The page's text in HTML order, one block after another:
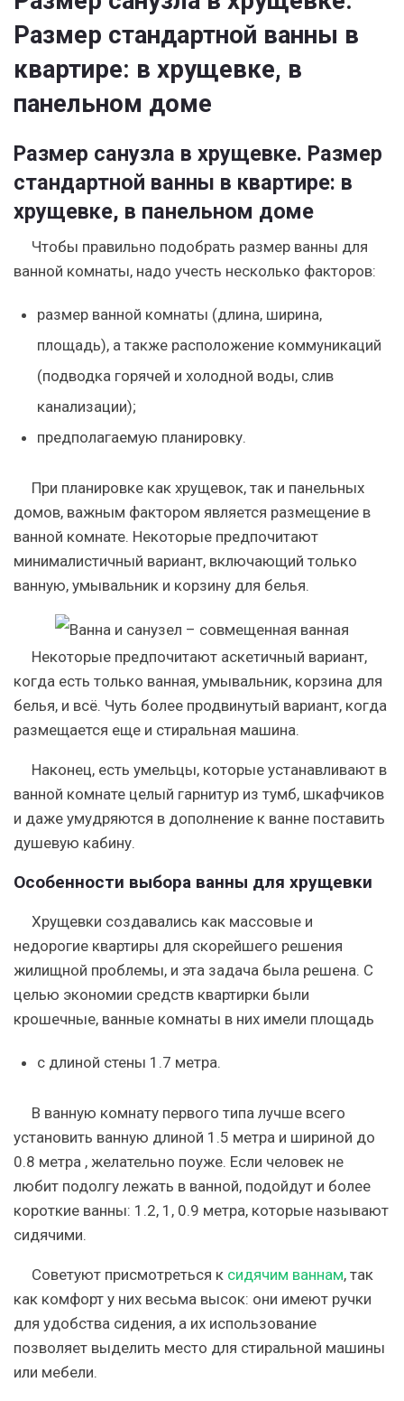
Размер стандартной ванны в
квартире: в хрущевке, в
панельном доме
Размер санузла в хрущевке. Размер
стандартной ванны в квартире: в
хрущевке, в панельном доме
Чтобы правильно подобрать размер ванны для
ванной комнаты, надо учесть несколько факторов:
размер ванной комнаты (длина, ширина,
площадь), а также расположение коммуникаций
(подводка горячей и холодной воды, слив
канализации);
предполагаемую планировку.
При планировке как хрущевок, так и панельных
домов, важным фактором является размещение в
ванной комнате. Некоторые предпочитают
минималистичный вариант, включающий только
ванную, умывальник и корзину для белья.
Некоторые предпочитают аскетичный вариант,
когда есть только ванная, умывальник, корзина для
белья, и всё. Чуть более продвинутый вариант, когда
размещается еще и стиральная машина.
Наконец, есть умельцы, которые устанавливают в
ванной комнате целый гарнитур из тумб, шкафчиков
и даже умудряются в дополнение к ванне поставить
душевую кабину.
Особенности выбора ванны для хрущевки
Хрущевки создавались как массовые и
недорогие квартиры для скорейшего решения
жилищной проблемы, и эта задача была решена. С
целью экономии средств квартирки были
крошечные, ванные комнаты в них имели площадь
с длиной стены 1.7 метра.
В ванную комнату первого типа лучше всего
установить ванную длиной 1.5 метра и шириной до
0.8 метра , желательно поуже. Если человек не
любит подолгу лежать в ванной, подойдут и более
короткие ванны: 1.2, 1, 0.9 метра, которые называют
сидячими.
Советуют присмотреться к сидячим ваннам, так
как комфорт у них весьма высок: они имеют ручки
для удобства сидения, а их использование
позволяет выделить место для стиральной машины
или мебели.